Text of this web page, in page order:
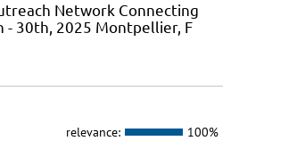
Network Connecting
- 30th, 2025 Montpellier, F
relevance: 100%